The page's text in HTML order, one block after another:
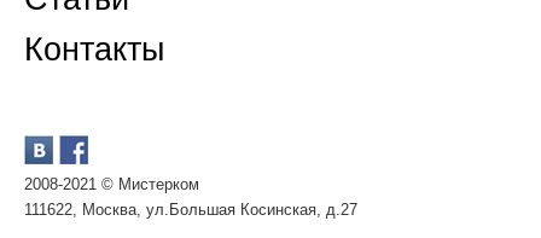
Контакты
2008-2021 © Мистерком
111622, Москва, ул.Большая Косинская, д.27